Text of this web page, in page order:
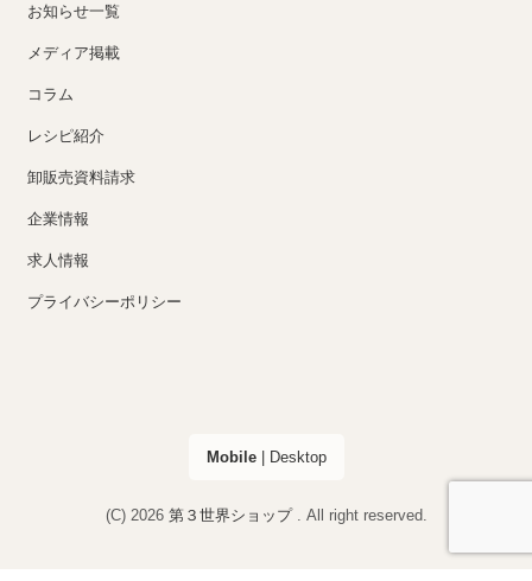
お知らせ一覧
メディア掲載
コラム
レシピ紹介
卸販売資料請求
企業情報
求人情報
プライバシーポリシー
Mobile| Desktop
(C) 2026 第３世界ショップ . All right reserved.